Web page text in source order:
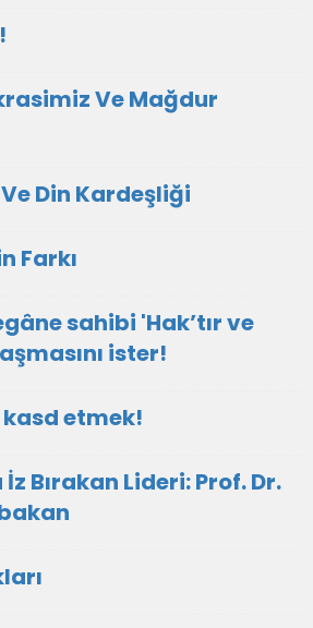
Ve Mağdur
Din Kardeşliği
Farkı
sahibi 'Hak’tır ve
ister!
etmek!
Bırakan Lideri: Prof. Dr.